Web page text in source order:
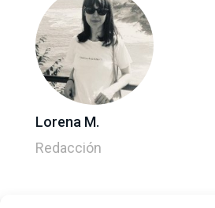
Lorena M.
Redacción